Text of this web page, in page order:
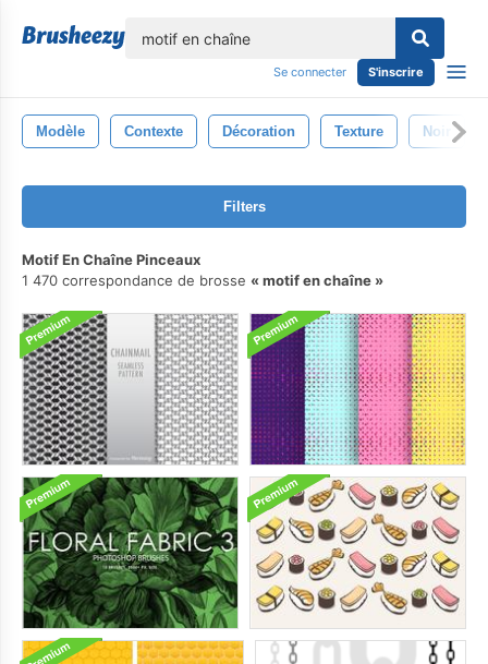
Se connecter S'inscrire
Modèle Contexte Décoration Texture Noir
Filters
Motif En Chaîne Pinceaux
1 470 correspondance de brosse
motif en chaîne